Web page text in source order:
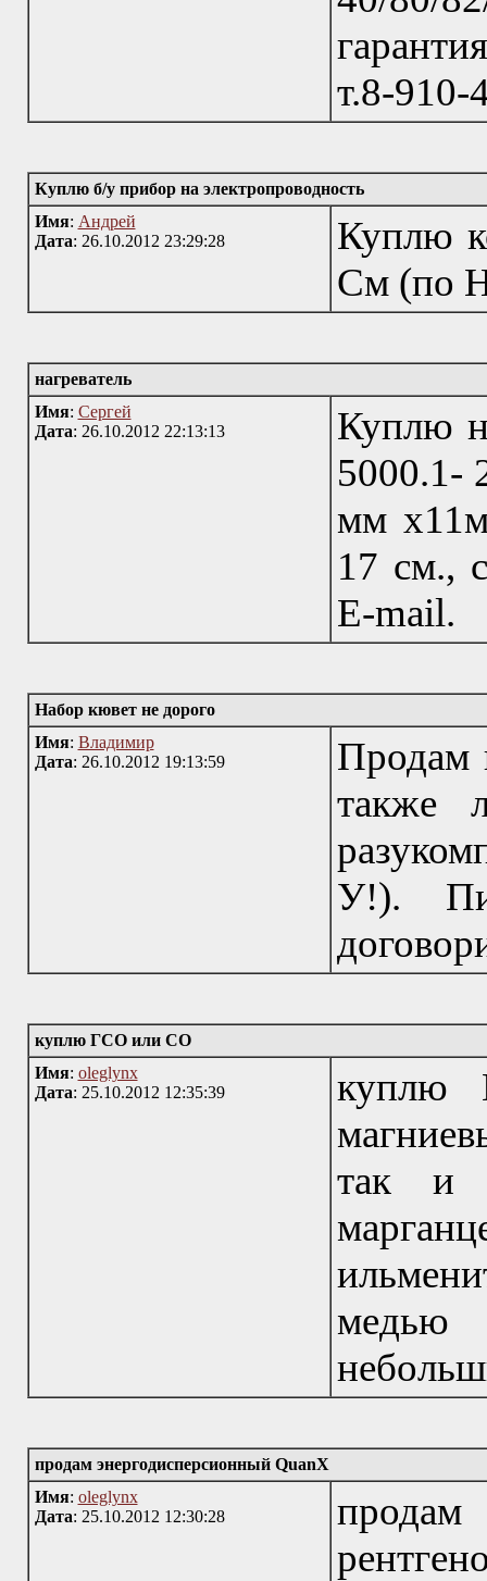
т.8-910-
Куплю б/у прибор на электропроводность
Имя: Андрей
Дата: 26.10.2012 23:29:28
Куплю
См (по
нагреватель
Имя: Сергей
Дата: 26.10.2012 22:13:13
Куплю
5000.1-
мм
17 см.,
E-mail.
Набор кювет не дорого
Имя: Владимир
Дата: 26.10.2012 19:13:59
Продам
также
У!).
куплю ГСО или СО
Имя: oleglynx
Дата: 25.10.2012 12:35:39
куплю
так и
медью
продам энергодисперсионный QuanX
Имя: oleglynx
Дата: 25.10.2012 12:30:28